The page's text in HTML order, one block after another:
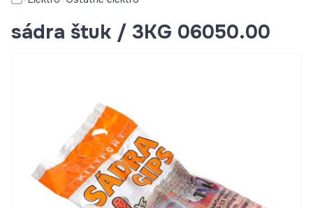
sádra štuk / 3KG 06050.00